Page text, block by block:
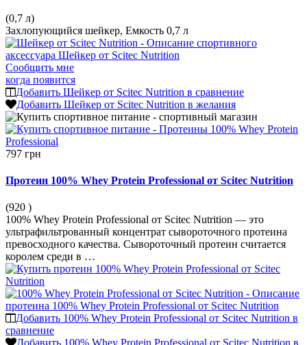
(0,7 л)
Захлопующийся шейкер, Емкость 0,7 л
Сообщить мне
когда появится
Добавить Шейкер от Scitec Nutrition в сравнение
Добавить Шейкер от Scitec Nutrition в желания
797 грн
Протеин 100% Whey Protein Professional от Scitec Nutrition
(920 )
100% Whey Protein Professional от Scitec Nutrition — это
ультрафильтрованный концентрат сывороточного протеина
превосходного качества. Сывороточный протеин считается
королем среди в …
Добавить 100% Whey Protein Professional от Scitec Nutrition в
сравнение